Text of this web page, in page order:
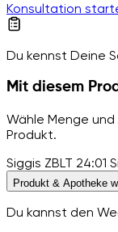
Konsultation
Du kennst Deine
Mit diesem
Wähle Menge
Produkt.
Siggis ZBLT 24:01
Produkt & Apotheke
Du kannst den